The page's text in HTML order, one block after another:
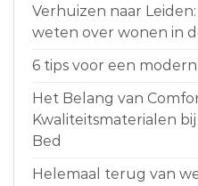
Verhuizen naar
weten over wonen in
6 tips voor een
Het Belang van
Kwaliteitsmaterialen
Bed
Helemaal terug van